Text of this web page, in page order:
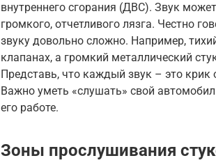
внутреннего сгорания (ДВС). Звук
громкого, отчетливого лязга. Честно
звуку довольно сложно. Например,
клапанах, а громкий металлический
Представь, что каждый звук – это
Важно уметь «слушать» свой
его работе.
Зоны прослушивания